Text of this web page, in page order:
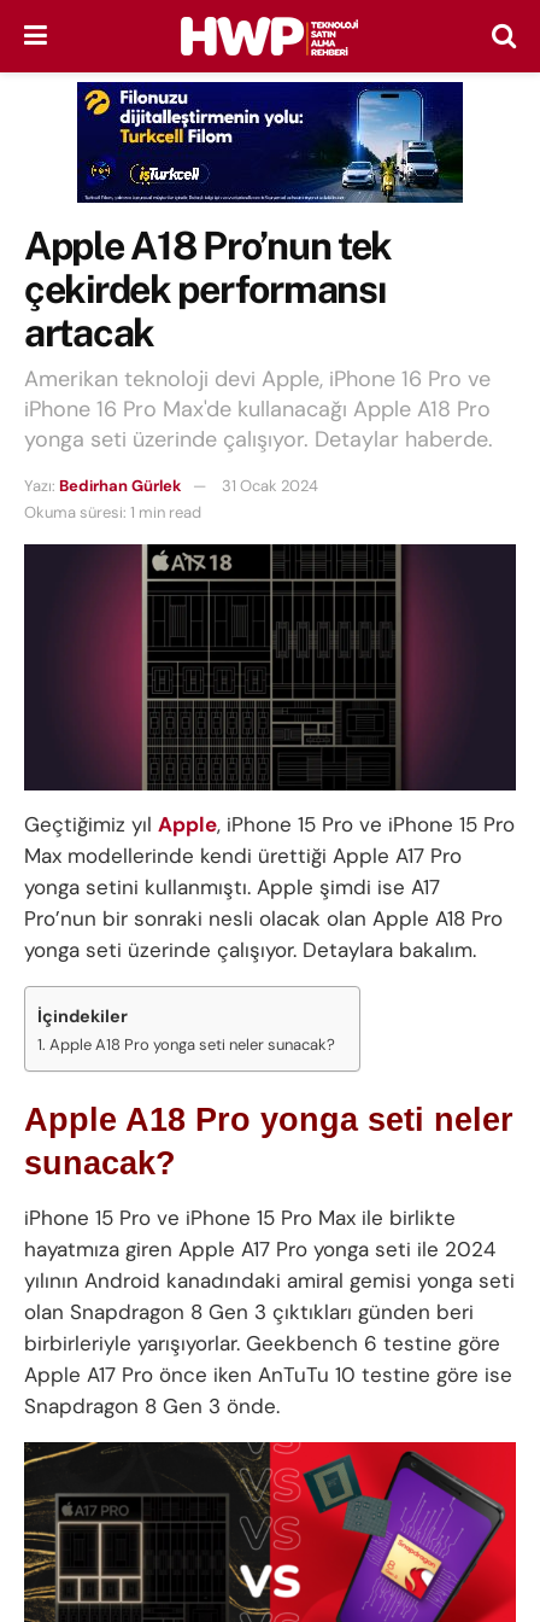
Apple A18 Pro’nun tek
çekirdek performansı
artacak
Amerikan teknoloji devi Apple, iPhone 16 Pro ve
iPhone 16 Pro Max'de kullanacağı Apple A18 Pro
yonga seti üzerinde çalışıyor. Detaylar haberde.
Yazı: Bedirhan Gürlek
31 Ocak 2024
Okuma süresi: 1 min read
Geçtiğimiz yıl Apple, iPhone 15 Pro ve iPhone 15 Pro
Max modellerinde kendi ürettiği Apple A17 Pro
yonga setini kullanmıştı. Apple şimdi ise A17
Pro’nun bir sonraki nesli olacak olan Apple A18 Pro
yonga seti üzerinde çalışıyor. Detaylara bakalım.
İçindekiler
Apple A18 Pro yonga seti neler sunacak?
Apple A18 Pro yonga seti neler
sunacak?
iPhone 15 Pro ve iPhone 15 Pro Max ile birlikte
hayatmıza giren Apple A17 Pro yonga seti ile 2024
yılının Android kanadındaki amiral gemisi yonga seti
olan Snapdragon 8 Gen 3 çıktıkları günden beri
birbirleriyle yarışıyorlar. Geekbench 6 testine göre
Apple A17 Pro önce iken AnTuTu 10 testine göre ise
Snapdragon 8 Gen 3 önde.